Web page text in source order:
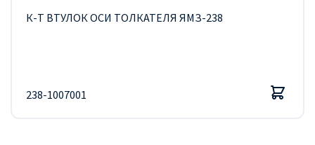
К-Т ВТУЛОК ОСИ ТОЛКАТЕЛЯ ЯМЗ-238
238-1007001